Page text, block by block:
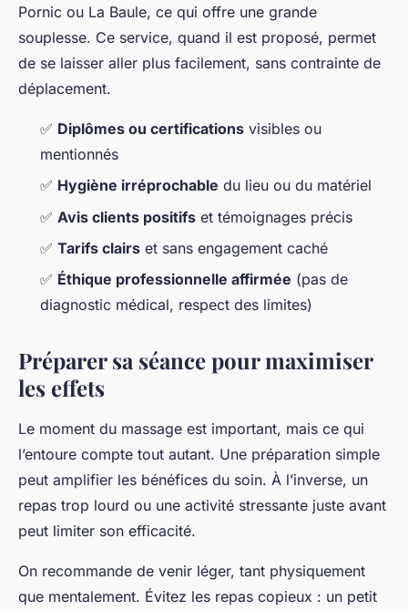
Pornic ou La Baule, ce qui offre une grande
souplesse. Ce service, quand il est proposé, permet
de se laisser aller plus facilement, sans contrainte de
déplacement.
✅ Diplômes ou certifications visibles ou
mentionnés
✅ Hygiène irréprochable du lieu ou du matériel
✅ Avis clients positifs et témoignages précis
✅ Tarifs clairs et sans engagement caché
✅ Éthique professionnelle affirmée (pas de
diagnostic médical, respect des limites)
Préparer sa séance pour maximiser
les effets
Le moment du massage est important, mais ce qui
l’entoure compte tout autant. Une préparation simple
peut amplifier les bénéfices du soin. À l’inverse, un
repas trop lourd ou une activité stressante juste avant
peut limiter son efficacité.
On recommande de venir léger, tant physiquement
que mentalement. Évitez les repas copieux : un petit